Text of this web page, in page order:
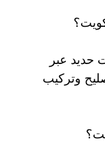
حديد عبر
وتركيب